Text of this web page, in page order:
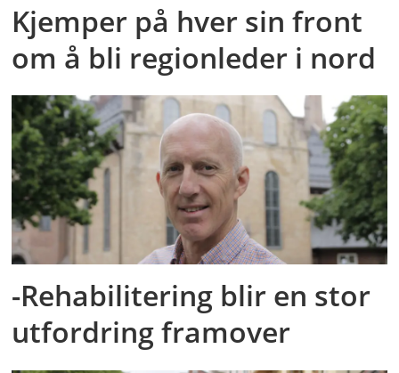
Kjemper på hver sin front
om å bli regionleder i nord
-Rehabilitering blir en stor
utfordring framover